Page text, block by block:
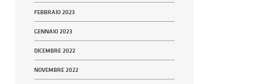
FEBBRAIO 2023
GENNAIO 2023
DICEMBRE 2022
NOVEMBRE 2022